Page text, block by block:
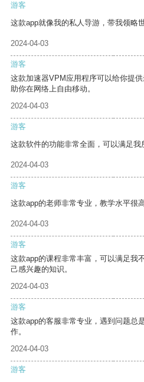
游客
这款app就像我的私人导游，带我领略
2024-04-03
游客
这款加速器VPM应用程序可以给你提
助你在网络上自由移动。
2024-04-03
游客
这款软件的功能非常全面，可以满足我
2024-04-03
游客
这款app的老师非常专业，教学水平很
2024-04-03
游客
这款app的课程非常丰富，可以满足我
己感兴趣的知识。
2024-04-03
游客
这款app的客服非常专业，遇到问题总
作。
2024-04-03
游客